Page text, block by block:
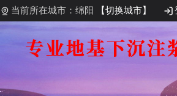
当前所在城市：绵阳 【切换城市】